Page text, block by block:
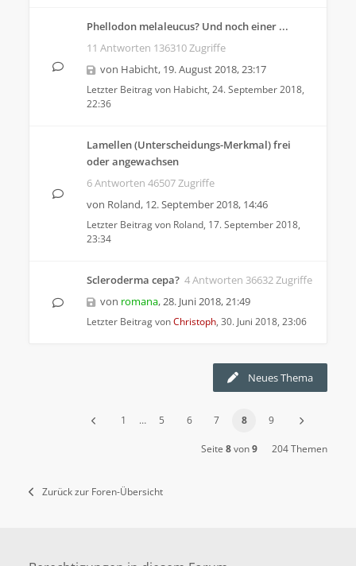
Phellodon melaleucus? Und noch einer ...
11 Antworten 136310 Zugriffe
von Habicht, 19. August 2018, 23:17
Letzter Beitrag von Habicht, 24. September 2018,
22:36
Lamellen (Unterscheidungs-Merkmal) frei
oder angewachsen
6 Antworten 46507 Zugriffe
von Roland, 12. September 2018, 14:46
Letzter Beitrag von Roland, 17. September 2018,
23:34
Scleroderma cepa? 4 Antworten 36632 Zugriffe
von romana,28. Juni 2018, 21:49
Letzter Beitrag vonChristoph, 30. Juni 2018, 23:06
Neues Thema
1 … 5 6 7 8 9
Seite 8von9 204 Themen
Zurück zur Foren-Übersicht